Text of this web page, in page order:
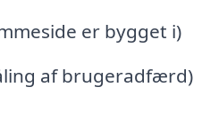
er bygget i)
af brugeradfærd)